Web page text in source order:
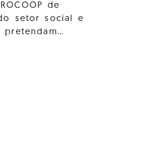
de
setor social e